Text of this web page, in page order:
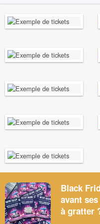
Black
avant
à gratter